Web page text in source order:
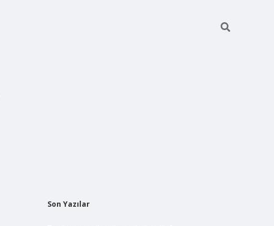
Sidebar
Son Yazılar